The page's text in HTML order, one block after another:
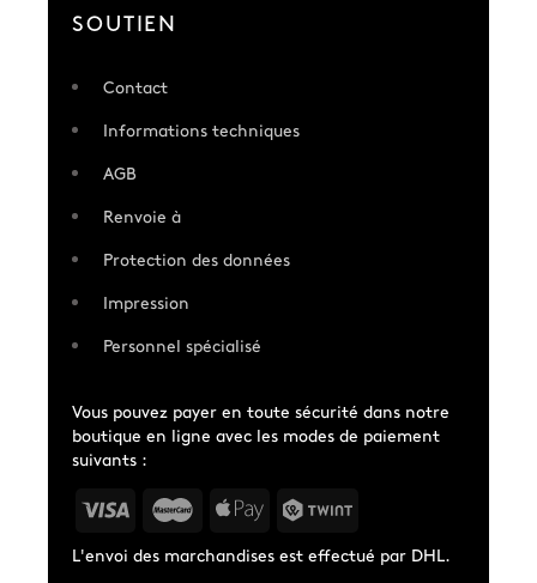
SOUTIEN
Contact
Informations techniques
AGB
Renvoie à
Protection des données
Impression
Personnel spécialisé
Vous pouvez payer en toute sécurité dans notre
boutique en ligne avec les modes de paiement
suivants :
L'envoi des marchandises est effectué par DHL.